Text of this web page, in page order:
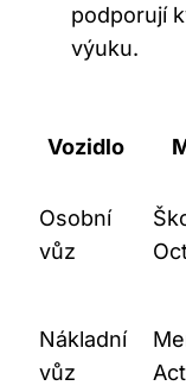
podporují
výuku.
Vozidlo
Osobní
vůz
Nákladní
vůz